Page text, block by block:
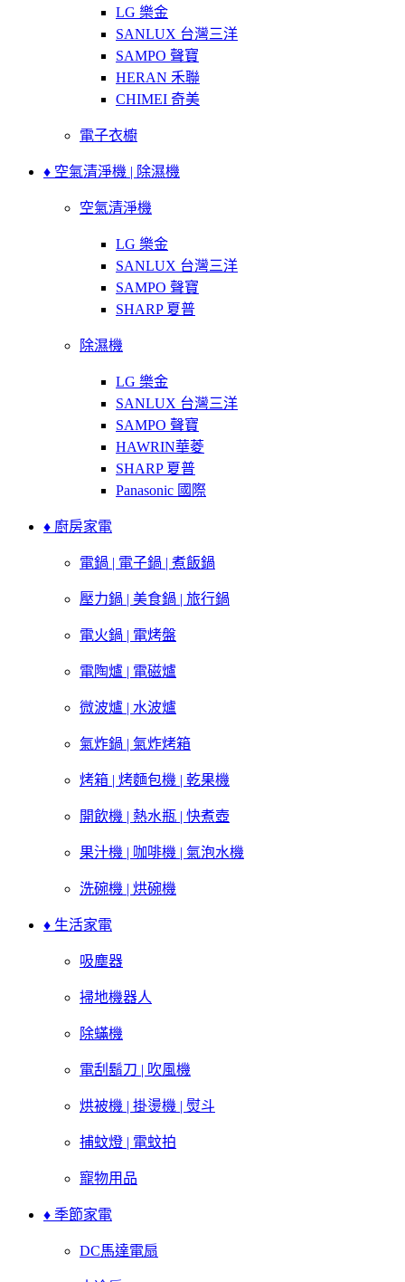
LG 樂金
SANLUX 台灣三洋
SAMPO 聲寶
HERAN 禾聯
CHIMEI 奇美
電子衣櫥
♦ 空氣清淨機 | 除濕機
空氣清淨機
LG 樂金
SANLUX 台灣三洋
SAMPO 聲寶
SHARP 夏普
除濕機
LG 樂金
SANLUX 台灣三洋
SAMPO 聲寶
HAWRIN華菱
SHARP 夏普
Panasonic 國際
♦ 廚房家電
電鍋 | 電子鍋 | 煮飯鍋
壓力鍋 | 美食鍋 | 旅行鍋
電火鍋 | 電烤盤
電陶爐 | 電磁爐
微波爐 | 水波爐
氣炸鍋 | 氣炸烤箱
烤箱 | 烤麵包機 | 乾果機
開飲機 | 熱水瓶 | 快煮壺
果汁機 | 咖啡機 | 氣泡水機
洗碗機 | 烘碗機
♦ 生活家電
吸塵器
掃地機器人
除蟎機
電刮鬍刀 | 吹風機
烘被機 | 掛燙機 | 熨斗
捕蚊燈 | 電蚊拍
寵物用品
♦ 季節家電
DC馬達電扇